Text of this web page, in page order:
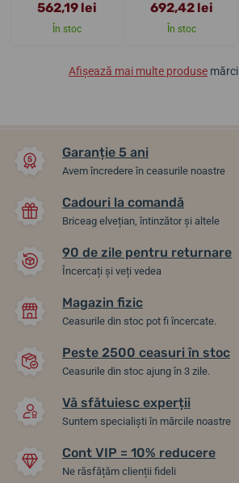
562,19 lei
În stoc
692,42 lei
În stoc
Afișează mai multe produse mărci
Garanție 5 ani
Avem încredere în ceasurile noastre
Cadouri la comandă
Briceag elvețian, întinzător și altele
90 de zile pentru returnare
Încercați și veți vedea
Magazin fizic
Ceasurile din stoc pot fi încercate.
Peste 2500 ceasuri în stoc
Ceasurile din stoc ajung în 3 zile.
Vă sfătuiesc experții
Suntem specialiști în mărcile noastre
Cont VIP = 10% reducere
Ne răsfățăm clienții fideli